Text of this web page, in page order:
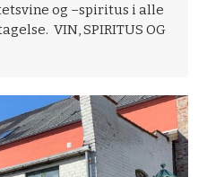
og –spiritus i alle
VIN, SPIRITUS OG